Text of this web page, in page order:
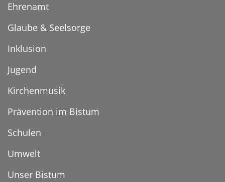
Ehrenamt
Glaube & Seelsorge
Inklusion
Jugend
Kirchenmusik
Prävention im Bistum
Schulen
Umwelt
Unser Bistum